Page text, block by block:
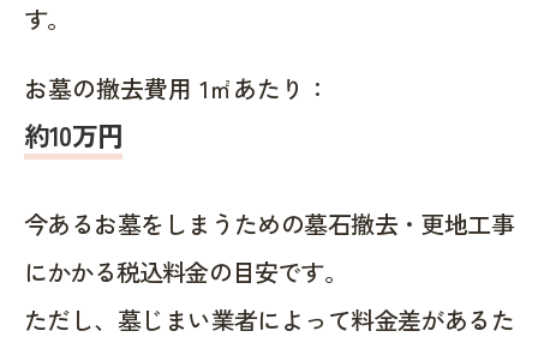
す。
お墓の撤去費用 1㎡あたり：
約10万円
今あるお墓をしまうための墓石撤去・更地工事
にかかる税込料金の目安です。
ただし、墓じまい業者によって料金差があるた